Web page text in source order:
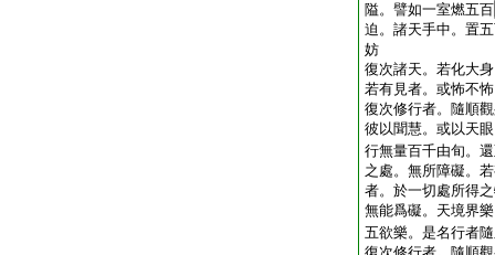
隘。譬如一室燃五百
迫。諸天手中。置
妨
復次諸天。若化大
若有見者。或怖不怖
復次修行者。隨順
彼以聞慧。或以天
行無量百千由旬。
之處。無所障礙。
者。於一切處所得
無能爲礙。天境界
五欲樂。是名行者